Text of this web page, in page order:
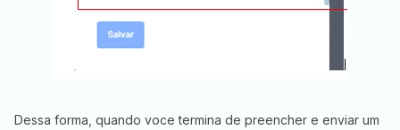
Dessa forma, quando voce termina de preencher e enviar um